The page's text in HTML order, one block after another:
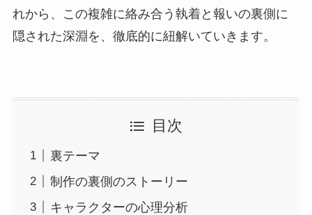
れから、この複雑に絡み合う執着と報いの裏側に
隠された深淵を、徹底的に紐解いていきます。
目次
裏テーマ
制作の裏側のストーリー
キャラクターの心理分析